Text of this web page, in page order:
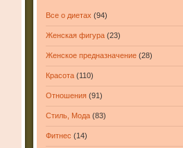
Все о диетах (94)
Женская фигура (23)
Женское предназначение (28)
Красота (110)
Отношения (91)
Стиль, Мода (83)
Фитнес (14)